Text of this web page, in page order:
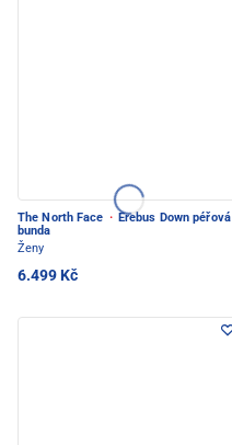
The North Face · Erebus Down péřová
bunda
Ženy
6.499 Kč